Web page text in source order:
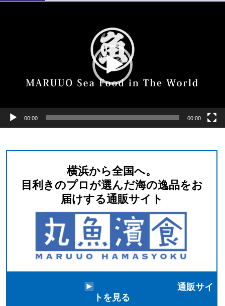
00:00 00:00
横浜から全国へ。
⽬利きのプロが選んだ海の逸品をお
届けする通販サイト
通販サイ
トを見る